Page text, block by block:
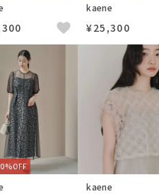
kaene
¥25,300
kaene